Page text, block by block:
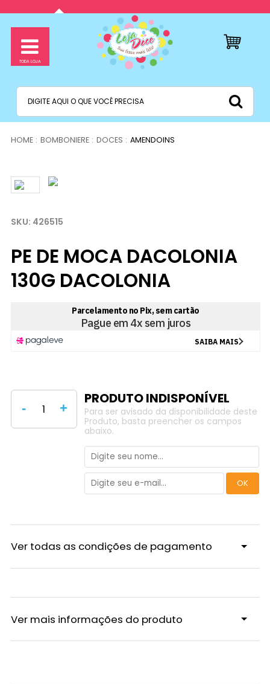
BOMBONIERE DOCES AMENDOINS
426515
PE DE MOCA DACOLONIA
130G DACOLONIA
- +
Para ser avisado da disponibilidade deste
Produto, basta preencher os campos
abaixo.
Ver todas as condições de pagamento
Ver mais informações do produto